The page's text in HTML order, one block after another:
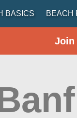
BASICS BEACH
Join